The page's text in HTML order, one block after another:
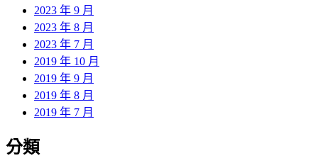
2023 年 9 月
2023 年 8 月
2023 年 7 月
2019 年 10 月
2019 年 9 月
2019 年 8 月
2019 年 7 月
分類